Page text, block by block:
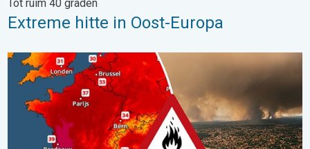
Tot ruim 40 graden
Extreme hitte in Oost-Europa
Ernstige bosbranden in Zuidwest-Europa. Grootschalige